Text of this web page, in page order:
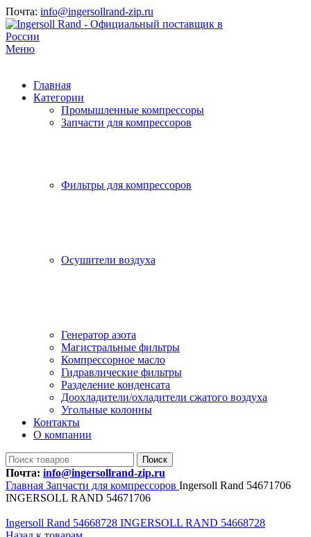
Почта: info@ingersollrand-zip.ru
Меню
Главная
Категории
Промышленные компрессоры
Запчасти для компрессоров
Фильтры для компрессоров
Осушители воздуха
Генератор азота
Магистральные фильтры
Компрессорное масло
Гидравлические фильтры
Разделение конденсата
Доохладители/охладители сжатого воздуха
Угольные колонны
Контакты
О компании
Поиск
Почта: info@ingersollrand-zip.ru
Главная Запчасти для компрессоров Ingersoll Rand 54671706
INGERSOLL RAND 54671706
Ingersoll Rand 54668728 INGERSOLL RAND 54668728